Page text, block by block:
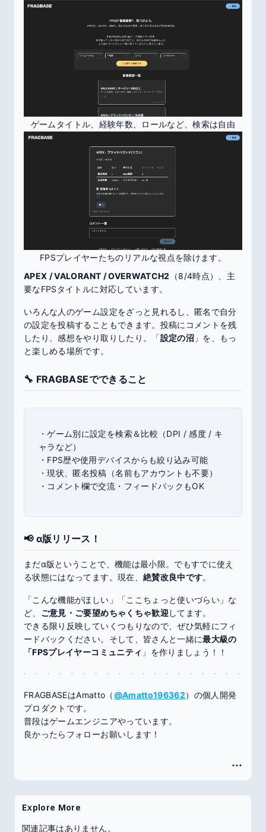
ゲームタイトル、経験年数、ロールなど、検索は自由
FPSプレイヤーたちのリアルな視点を除けます。
APEX / VALORANT / OVERWATCH2
（8/4時点）、主
要なFPSタイトルに対応しています。
いろんな人のゲーム設定をざっと見れるし、匿名で自分
の設定を投稿することもできます。投稿にコメントを残
したり、感想をやり取りしたり。「設定の沼 」を、もっ
と楽しめる場所です。
🔧 FRAGBASEでできること
・ゲーム別に設定を検索＆比較（DPI / 感度 / キ
ャラなど）
・FPS歴や使用デバイスからも絞り込み可能
・現状、匿名投稿（名前もアカウントも不要）
・コメント欄で交流・フィードバックもOK
📢 α版リリース！
まだα版ということで、機能は最小限。でもすでに使え
る状態にはなってます。現在、 絶賛改良中です。
「こんな機能がほしい」「ここちょっと使いづらい」な
ど、 ご意見・ご要望めちゃくちゃ歓迎 してます。
できる限り反映していくつもりなので、ぜひ気軽にフィ
ードバックください。そして、皆さんと一緒に最大級の
「FPSプレイヤーコミュニティ 」を作りましょう！！
FRAGBASEはAmatto（@Amatto196362）の個人開発
プロダクトです。
普段はゲームエンジニアやっています。
良かったらフォローお願いします！
Explore More
関連記事はありません。